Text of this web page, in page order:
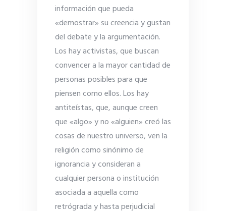
información que pueda
«demostrar» su creencia y gustan
del debate y la argumentación.
Los hay activistas, que buscan
convencer a la mayor cantidad de
personas posibles para que
piensen como ellos. Los hay
antiteístas, que, aunque creen
que «algo» y no «alguien» creó las
cosas de nuestro universo, ven la
religión como sinónimo de
ignorancia y consideran a
cualquier persona o institución
asociada a aquella como
retrógrada y hasta perjudicial